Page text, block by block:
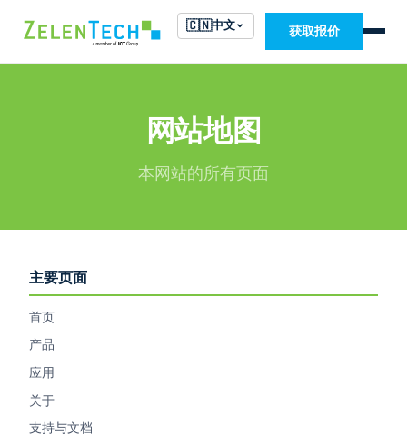
🇨🇳中文 获取报价
网站地图
本网站的所有页面
主要页面
首页
产品
应用
关于
支持与文档